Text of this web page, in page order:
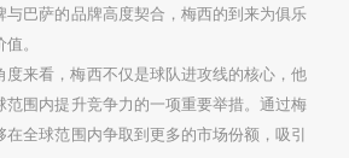
与巴萨的品牌高度契合，梅西的到来为俱乐
。
度来看，梅西不仅是球队进攻线的核心，他
范围内提升竞争力的一项重要举措。通过梅
全球范围内争取到更多的市场份额，吸引